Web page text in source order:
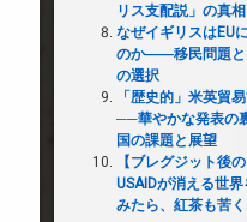
リス支配説」の真
なぜイギリスはEU
のか――移民問題と
の選択
「歴史的」米英貿
──華やかな発表の
国の課題と展望
【ブレグジット後の
USAIDが消える世
みたら、紅茶も苦